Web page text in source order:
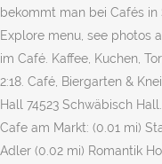
bekommt man bei Cafés
Explore menu, see photos
im Café. Kaffee, Kuchen,
2:18. Café, Biergarten &
Hall 74523 Schwäbisch
Cafe am Markt: (0.01 mi)
Adler (0.02 mi) Romantik